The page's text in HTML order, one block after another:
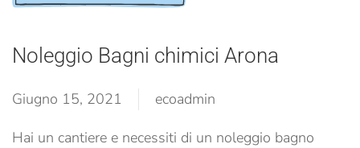
Noleggio Bagni chimici Arona
Giugno 15, 2021
ecoadmin
Hai un cantiere e necessiti di un noleggio bagno